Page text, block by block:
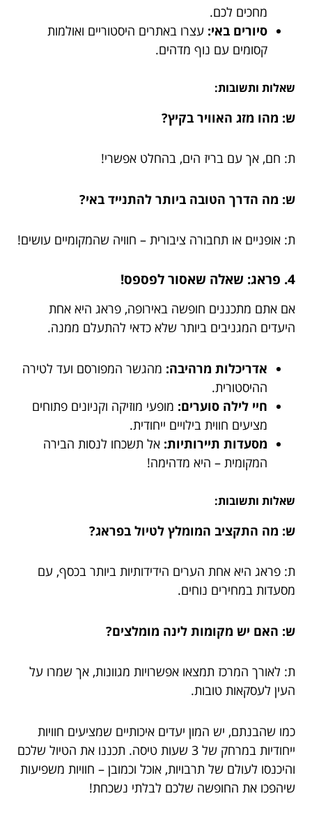
מחכים לכם.
סיורים באי: עצרו באתרים היסטוריים ואולמות
קסומים עם נוף מדהים.
שאלות ותשובות:
ש: מהו מזג האוויר בקיץ?
ת: חם, אך עם בריז הים, בהחלט אפשרי!
ש: מה הדרך הטובה ביותר להתנייד באי?
ת: אופניים או תחבורה ציבורית – חוויה שהמקומיים עושים!
4. פראג: שאלה שאסור לפספס!
אם אתם מתכננים חופשה באירופה, פראג היא אחת
היעדים המגניבים ביותר שלא כדאי להתעלם ממנה.
אדריכלות מרהיבה: מהגשר המפורסם ועד לטירה
ההיסטורית.
חיי לילה סוערים: מופעי מוזיקה וקניונים פתוחים
מציעים חווית בילויים ייחודית.
מסעדות תיירותיות: אל תשכחו לנסות הבירה
המקומית – היא מדהימה!
שאלות ותשובות:
ש: מה התקציב המומלץ לטיול בפראג?
ת: פראג היא אחת הערים הידידותיות ביותר בכסף, עם
מסעדות במחירים נוחים.
ש: האם יש מקומות לינה מומלצים?
ת: לאורך המרכז תמצאו אפשרויות מגוונות, אך שמרו על
העין לעסקאות טובות.
כמו שהבנתם, יש המון יעדים איכותיים שמציעים חוויות
ייחודיות במרחק של 3 שעות טיסה. תכננו את הטיול שלכם
והיכנסו לעולם של תרבויות, אוכל וכמובן – חוויות משפיעות
שיהפכו את החופשה שלכם לבלתי נשכחת!